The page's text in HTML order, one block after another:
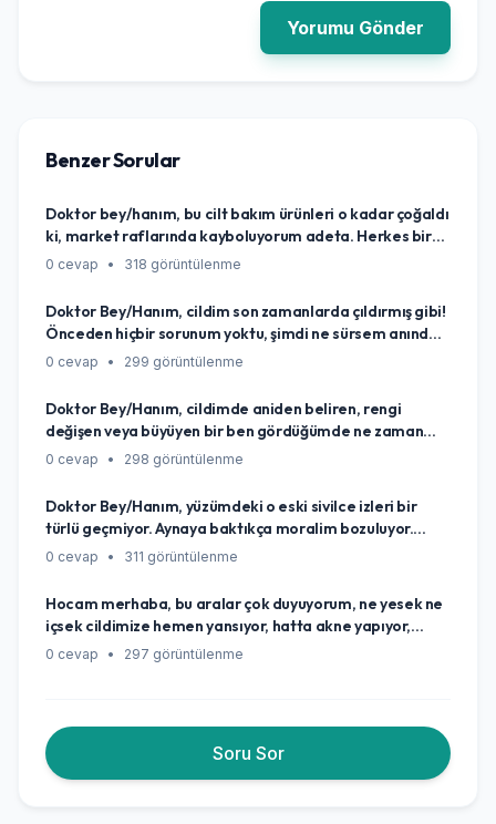
Yorumu Gönder
Benzer Sorular
Doktor bey/hanım, bu cilt bakım ürünleri o kadar çoğaldı
ki, market raflarında kayboluyorum adeta. Herkes bir
şey öneriyor ama benim cildime hangisi iyi gelir, neye
ürünü nasıl bulurum, bir yol gösterir misiniz?
0 cevap • 318 görüntülenme
Doktor Bey/Hanım, cildim son zamanlarda çıldırmış gibi!
Önceden hiçbir sorunum yoktu, şimdi ne sürsem anında
kızarıyor, kaşınıyor hatta bazen yanıyor. Kullandığım
oluşan hassasiyetin sebebi ne olabilir, ben şimdi ne
yapmalıyım, nasıl bir yol izlemeliyim?
0 cevap • 299 görüntülenme
Doktor Bey/Hanım, cildimde aniden beliren, rengi
değişen veya büyüyen bir ben gördüğümde ne zaman
endişelenmeli ve hemen bir uzmana görünmeliyim? Hani
gereken 'kırmızı çizgiler' nelerdir?
0 cevap • 298 görüntülenme
Doktor Bey/Hanım, yüzümdeki o eski sivilce izleri bir
türlü geçmiyor. Aynaya baktıkça moralim bozuluyor.
Bunlardan tamamen kurtulmanın ya da en azından
Yoksa kaderim mi bu izlerle yaşamak?
0 cevap • 311 görüntülenme
Hocam merhaba, bu aralar çok duyuyorum, ne yesek ne
içsek cildimize hemen yansıyor, hatta akne yapıyor,
sivilce yapıyor diyorlar. Gerçekten yediğimiz içtiğimiz
0 cevap • 297 görüntülenme
Soru Sor